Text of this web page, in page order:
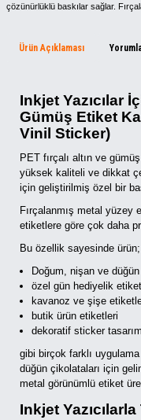
çözünürlüklü baskılar sağlar.
Ürün Açıklaması
Inkjet Yazıcılar
Gümüş Etiket
Vinil Sticker)
PET fırçalı altın ve
yüksek kaliteli ve dikkat
için geliştirilmiş özel bir
Fırçalanmış metal yüzey
etiketlere göre çok daha
Bu özellik sayesinde ürün;
Doğum, nişan ve
özel gün hediyelik
kavanoz ve şişe
butik ürün etiketleri
dekoratif sticker
gibi birçok farklı
düğün çikolataları için
metal görünümlü etiket
Inkjet